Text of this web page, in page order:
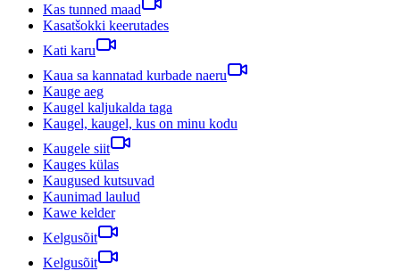
Kas tunned maad
Kasatšokki keerutades
Kati karu
Kaua sa kannatad kurbade naeru
Kauge aeg
Kaugel kaljukalda taga
Kaugel, kaugel, kus on minu kodu
Kaugele siit
Kauges külas
Kaugused kutsuvad
Kaunimad laulud
Kawe kelder
Kelgusõit
Kelgusõit